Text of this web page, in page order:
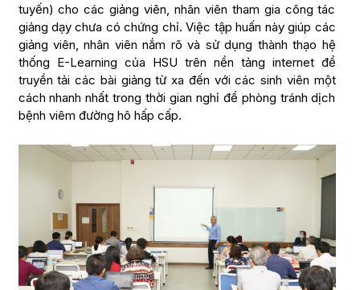
tuyến) cho các giảng viên, nhân viên tham gia công tác
giảng dạy chưa có chứng chỉ. Việc tập huấn này giúp các
giảng viên, nhân viên nắm rõ và sử dụng thành thạo hệ
thống E-Learning của HSU trên nền tảng internet để
truyền tải các bài giảng từ xa đến với các sinh viên một
cách nhanh nhất trong thời gian nghỉ để phòng tránh dịch
bệnh viêm đường hô hấp cấp.